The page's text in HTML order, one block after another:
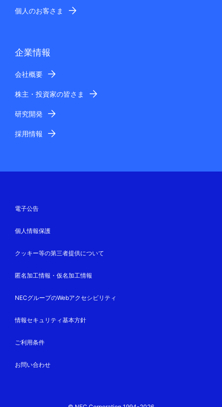
個人のお客さま
企業情報
会社概要
株主・投資家の皆さま
研究開発
採用情報
電子公告
個人情報保護
クッキー等の第三者提供について
匿名加工情報・仮名加工情報
NECグループのWebアクセシビリティ
情報セキュリティ基本方針
ご利用条件
お問い合わせ